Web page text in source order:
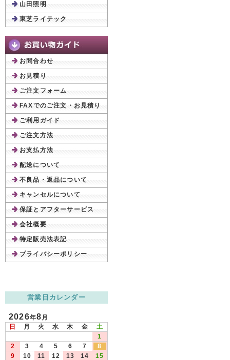
山田照明
東芝ライテック
お問合わせ
お見積り
ご注文フォーム
FAXでのご注文・お見積り
ご利用ガイド
ご注文方法
お支払方法
配送について
不良品・返品について
キャンセルについて
保証とアフターサービス
会社概要
特定販売法表記
プライバシーポリシー
営業日カレンダー
2026年8月
日
月 火 水 木 金
土
1
2
3 4 5 6 7
8
9
10 11 12 13 14
15